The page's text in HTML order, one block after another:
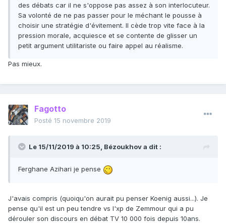
des débats car il ne s'oppose pas assez à son interlocuteur.
Sa volonté de ne pas passer pour le méchant le pousse à
choisir une stratégie d'évitement. Il cède trop vite face à la
pression morale, acquiesce et se contente de glisser un
petit argument utilitariste ou faire appel au réalisme.
Pas mieux.
Fagotto
Posté 15 novembre 2019
Le 15/11/2019 à 10:25, Bézoukhova dit :
Ferghane Azihari je pense
J'avais compris (quoiqu'on aurait pu penser Koenig aussi...). Je
pense qu'il est un peu tendre vs l'xp de Zemmour qui a pu
dérouler son discours en débat TV 10 000 fois depuis 10ans.